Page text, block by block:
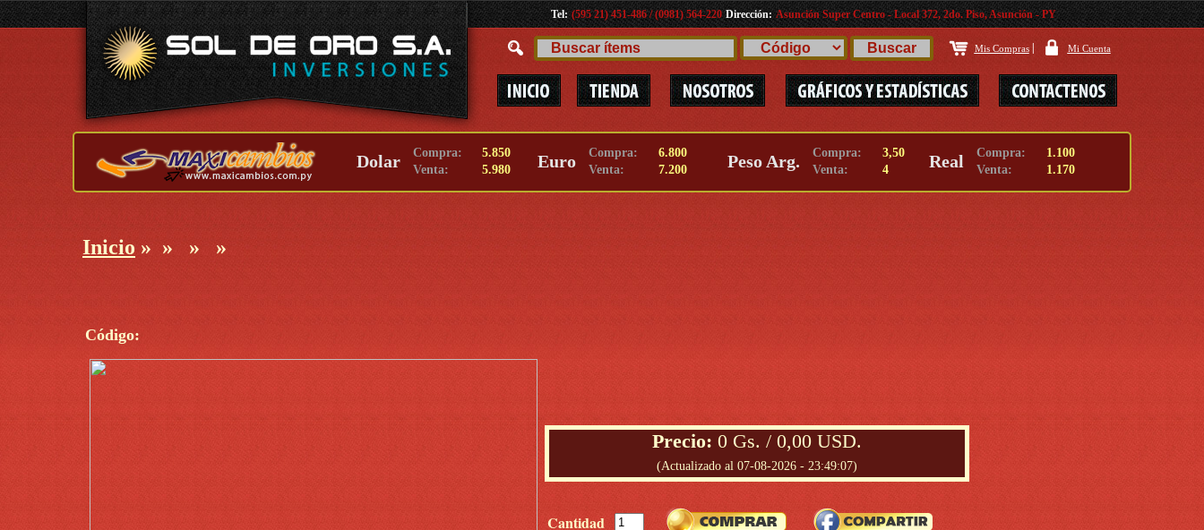
Tel: (595 21) 451-486 / (0981) 564-220 Dirección: Asunción Super Centro - Local 372, 2do. Piso, Asunción - PY
Mis Compras Mi Cuenta
Dolar Compra: 5.850 Euro Compra: 6.800 Peso Arg. Compra: 3,50 Real Compra:
1.100
Venta:
5.980 Venta: 7.200 Venta: 4 Venta: 1.170
Inicio » » » »
Código:
Precio: 0 Gs. / 0,00 USD.
(Actualizado al 07-08-2026 - 23:49:07)
Cantidad